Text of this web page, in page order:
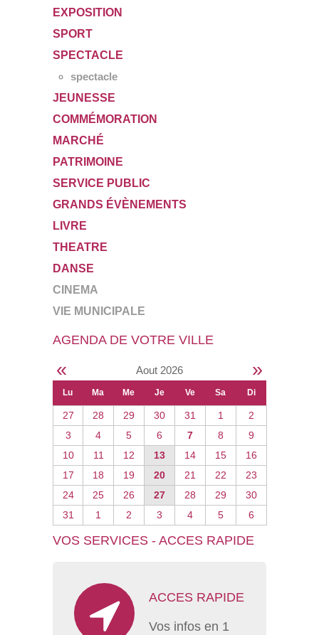
EXPOSITION
SPORT
SPECTACLE
spectacle
JEUNESSE
COMMÉMORATION
MARCHÉ
PATRIMOINE
SERVICE PUBLIC
GRANDS ÉVÈNEMENTS
LIVRE
THEATRE
DANSE
CINEMA
VIE MUNICIPALE
AGENDA DE VOTRE VILLE
« Aout 2026 »
Lu Ma Me Je Ve Sa Di
27 28 29 30 31 1
2
3
4 5 6 7 8
9
10
11 12 13 14 15
16
17
18 19 20 21 22
23
24
25 26 27 28 29
30
31
1 2 3 4 5 6
VOS SERVICES - ACCES RAPIDE
ACCES RAPIDE
Vos infos en 1